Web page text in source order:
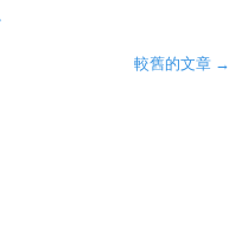
較舊的文章 →